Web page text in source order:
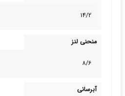
14/2
منحنی لنز
8/6
آبرسانی